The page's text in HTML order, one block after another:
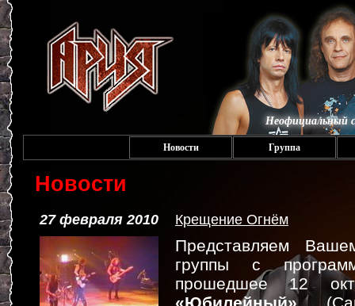
Неофициальный
Новости Группа
Новости
27 февраля 2010 Крещение Огнём
Представляем
группы с
прошедшее 12